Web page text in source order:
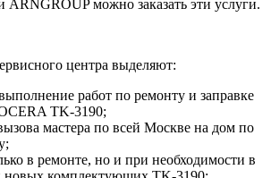
можно заказать эти услуги.
центра выделяют:
работ по ремонту и заправке
TK-3190;
мастера по всей Москве на дом по
в ремонте, но и при необходимости в